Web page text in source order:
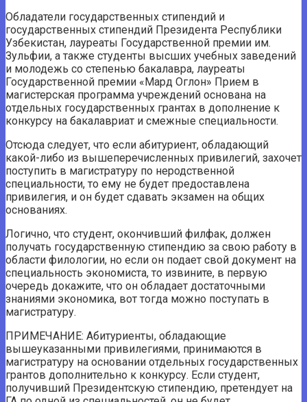
Обладатели государственных стипендий и
государственных стипендий Президента Республики
Узбекистан, лауреаты Государственной премии им.
Зульфии, а также студенты высших учебных заведений
и молодежь со степенью бакалавра, лауреаты
Государственной премии «Мард Оглон» Прием в
магистерская программа учреждений основана на
отдельных государственных грантах в дополнение к
конкурсу на бакалавриат и смежные специальности.
Отсюда следует, что если абитуриент, обладающий
какой-либо из вышеперечисленных привилегий, захочет
поступить в магистратуру по неродственной
специальности, то ему не будет предоставлена ​​
привилегия, и он будет сдавать экзамен на общих
основаниях.
Логично, что студент, окончивший филфак, должен
получать государственную стипендию за свою работу в
области филологии, но если он подает свой документ на
специальность экономиста, то извините, в первую
очередь докажите, что он обладает достаточными
знаниями экономика, вот тогда можно поступать в
магистратуру.
ПРИМЕЧАНИЕ: Абитуриенты, обладающие
вышеуказанными привилегиями, принимаются в
магистратуру на основании отдельных государственных
грантов дополнительно к конкурсу. Если студент,
получивший Президентскую стипендию, претендует на